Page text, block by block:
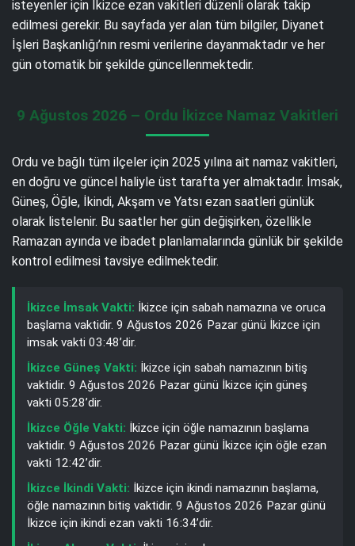
isteyenler için İkizce ezan vakitleri düzenli olarak takip
edilmesi gerekir. Bu sayfada yer alan tüm bilgiler, Diyanet
İşleri Başkanlığı’nın resmi verilerine dayanmaktadır ve her
gün otomatik bir şekilde güncellenmektedir.
9 Ağustos 2026 – Ordu İkizce Namaz Vakitleri
Ordu ve bağlı tüm ilçeler için 2025 yılına ait namaz vakitleri,
en doğru ve güncel haliyle üst tarafta yer almaktadır. İmsak,
Güneş, Öğle, İkindi, Akşam ve Yatsı ezan saatleri günlük
olarak listelenir. Bu saatler her gün değişirken, özellikle
Ramazan ayında ve ibadet planlamalarında günlük bir şekilde
kontrol edilmesi tavsiye edilmektedir.
İkizce İmsak Vakti: İkizce için sabah namazına ve oruca
başlama vaktidir. 9 Ağustos 2026 Pazar günü İkizce için
imsak vakti 03:48’dir.
İkizce Güneş Vakti: İkizce için sabah namazının bitiş
vaktidir. 9 Ağustos 2026 Pazar günü İkizce için güneş
vakti 05:28’dir.
İkizce Öğle Vakti: İkizce için öğle namazının başlama
vaktidir. 9 Ağustos 2026 Pazar günü İkizce için öğle ezan
vakti 12:42’dir.
İkizce İkindi Vakti: İkizce için ikindi namazının başlama,
öğle namazının bitiş vaktidir. 9 Ağustos 2026 Pazar günü
İkizce için ikindi ezan vakti 16:34’dir.